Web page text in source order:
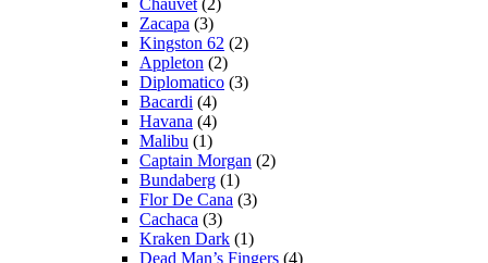
Zacapa (3)
Kingston 62 (2)
Appleton (2)
Diplomatico (3)
Bacardi (4)
Havana (4)
Malibu (1)
Captain Morgan (2)
Bundaberg (1)
Flor De Cana (3)
Cachaca (3)
Kraken Dark (1)
Dead Man’s Fingers (4)